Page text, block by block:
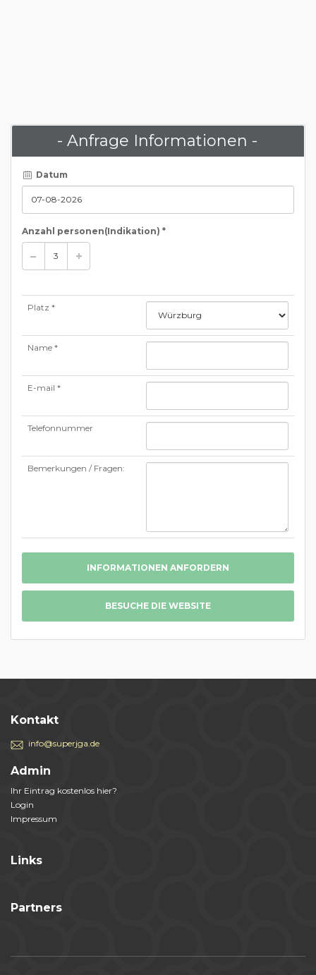
- Anfrage Informationen -
Datum
Anzahl personen(Indikation) *
Platz *
Name *
E-mail *
Telefonnummer
Bemerkungen / Fragen:
INFORMATIONEN ANFORDERN
BESUCHE DIE WEBSITE
Kontakt
info@superjga.de
Admin
Ihr Eintrag kostenlos hier?
Login
Impressum
Links
Partners